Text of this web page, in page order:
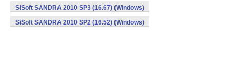
SiSoft SANDRA 2010 SP3 (16.67) (Windows)
SiSoft SANDRA 2010 SP2 (16.52) (Windows)